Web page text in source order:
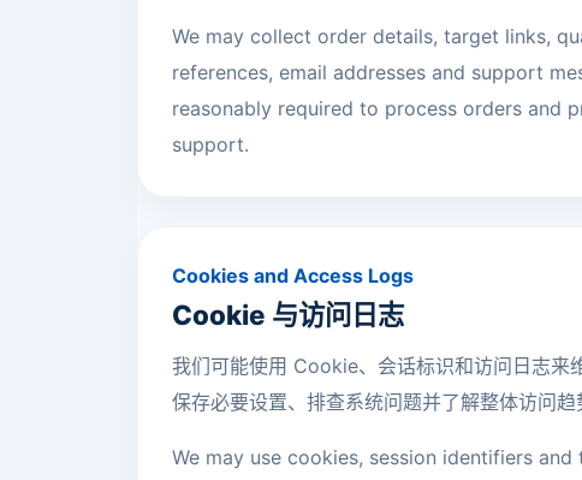
We may collect order details, target links,
references, email addresses and support
reasonably required to process orders and
support.
Cookies and Access Logs
Cookie 与访问日志
我们可能使用 Cookie、会话标识和访问日志来
保存必要设置、排查系统问题并了解整体访问趋
We may use cookies, session identifiers